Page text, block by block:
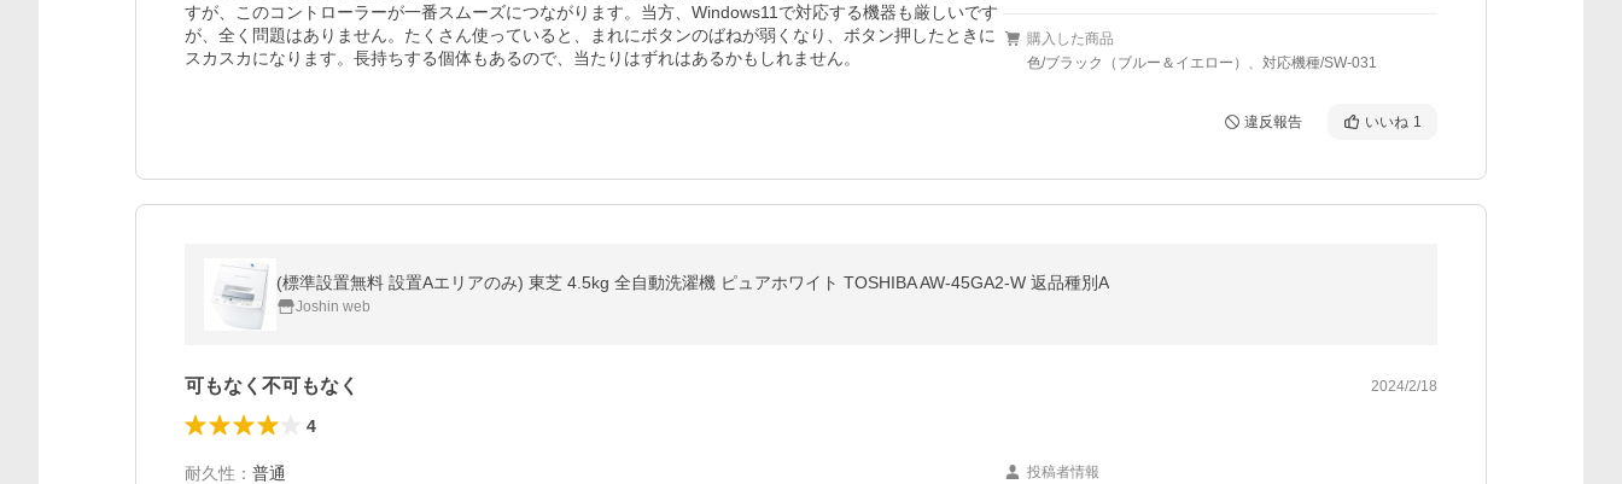
すが、このコントローラーが一番スムーズにつながります。当方、Windows11で対応する機器も厳しいです
が、全く問題はありません。たくさん使っていると、まれにボタンのばねが弱くなり、ボタン押したときに
スカスカになります。長持ちする個体もあるので、当たりはずれはあるかもしれません。
購入した商品
色/ブラック（ブルー＆イエロー）、対応機種/SW-031
違反報告 いいね 1
(標準設置無料 設置Aエリアのみ) 東芝 4.5kg 全自動洗濯機 ピュアホワイト TOSHIBA AW-45GA2-W 返品種別A
Joshin web
可もなく不可もなく 2024/2/18
4
耐久性 ： 普通
投稿者情報